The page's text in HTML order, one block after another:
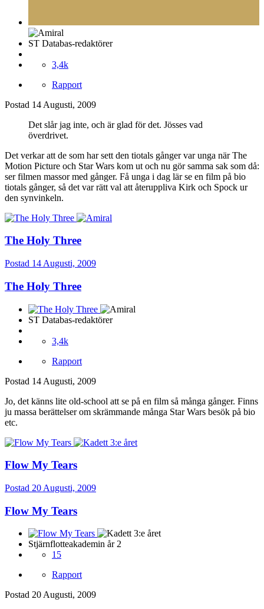
ST Databas-redaktörer
3,4k
Rapport
Postad 14 Augusti, 2009
Det slår jag inte, och är glad för det. Jösses vad
överdrivet.
Det verkar att de som har sett den tiotals gånger var unga när The
Motion Picture och Star Wars kom ut och nu gör samma sak som då:
ser filmen massor med gånger. Få unga i dag lär se en film på bio
tiotals gånger, så det var rätt val att återuppliva Kirk och Spock ur
den synvinkeln.
The Holy Three
Postad 14 Augusti, 2009
The Holy Three
ST Databas-redaktörer
3,4k
Rapport
Postad 14 Augusti, 2009
Jo, det känns lite old-school att se på en film så många gånger. Finns
ju massa berättelser om skrämmande många Star Wars besök på bio
etc.
Flow My Tears
Postad 20 Augusti, 2009
Flow My Tears
Stjärnflotteakademin år 2
15
Rapport
Postad 20 Augusti, 2009